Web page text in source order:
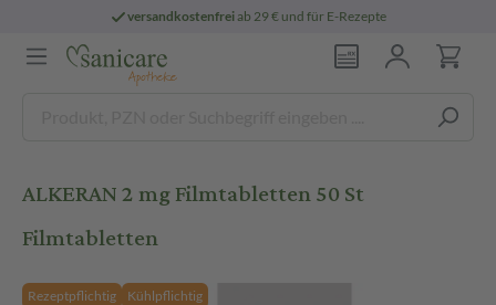
versandkostenfreiab 29 € und für E-Rezepte
ALKERAN 2 mg Filmtabletten 50 St
Filmtabletten
Rezeptpflichtig Kühlpflichtig